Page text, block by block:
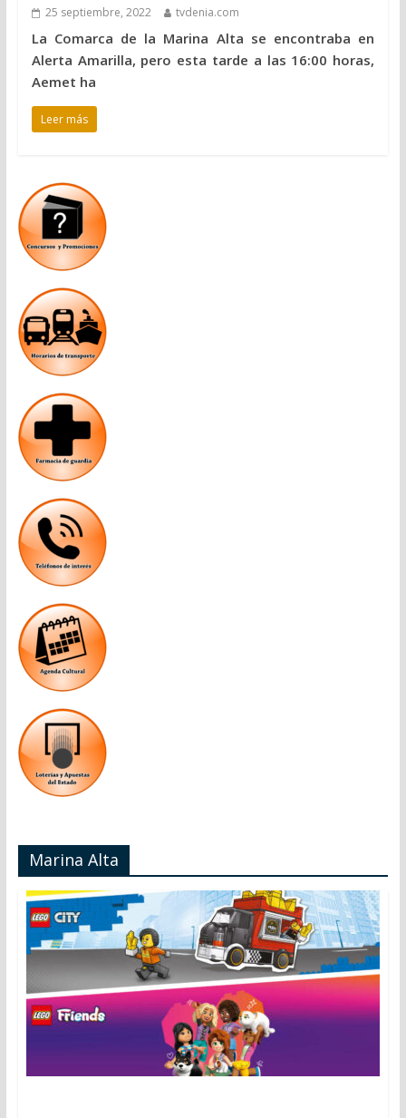
25 septiembre, 2022 tvdenia.com
La Comarca de la Marina Alta se encontraba en
Alerta Amarilla, pero esta tarde a las 16:00 horas,
Aemet ha
Leer más
Marina Alta